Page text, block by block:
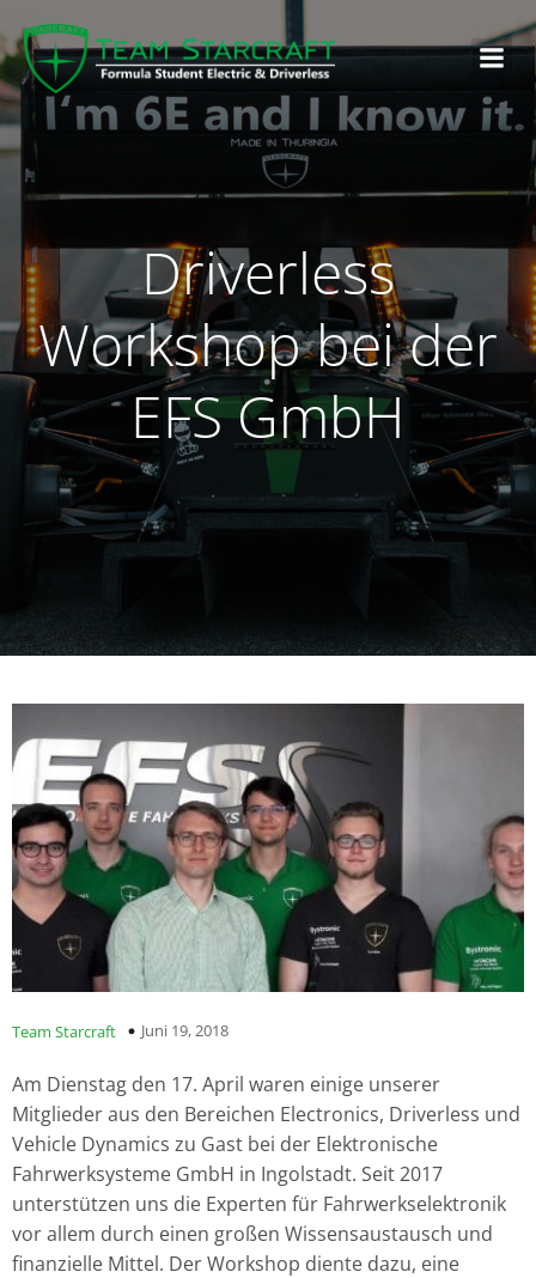
Driverless
Workshop bei der
EFS GmbH
Team Starcraft Juni 19, 2018
Am Dienstag den 17. April waren einige unserer
Mitglieder aus den Bereichen Electronics, Driverless und
Vehicle Dynamics zu Gast bei der Elektronische
Fahrwerksysteme GmbH in Ingolstadt. Seit 2017
unterstützen uns die Experten für Fahrwerkselektronik
vor allem durch einen großen Wissensaustausch und
finanzielle Mittel. Der Workshop diente dazu, eine